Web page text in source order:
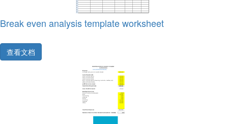
Break even analysis template worksheet
查看文档